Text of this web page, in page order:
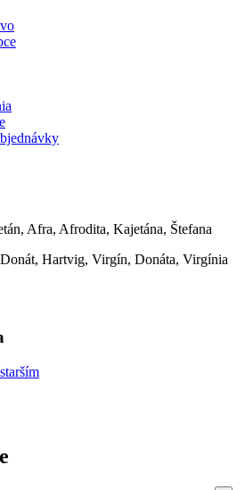
Afra, Afrodita, Kajetána, Štefana
Hartvig, Virgín, Donáta, Virgínia